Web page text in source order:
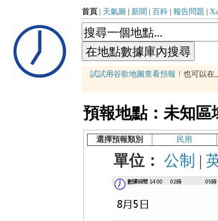
首頁 | 天氣圖 | 新聞 | 百科 | 報告問題 |
試試用谷歌地圖查看預報！ 也可以在
預報地點：未知區
選擇預報類別 民用
單位： 公制 |